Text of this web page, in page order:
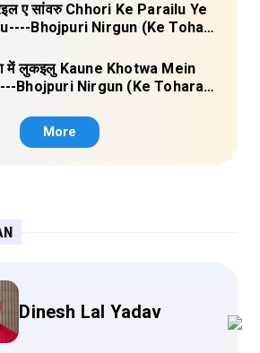
ए सांवरु Chhori Ke Parailu Ye
Bhojpuri Nirgun (Ke Tohara
में लुकइलु Kaune Khotwa Mein
Bhojpuri Nirgun (Ke Tohara
More
Dinesh Lal Yadav